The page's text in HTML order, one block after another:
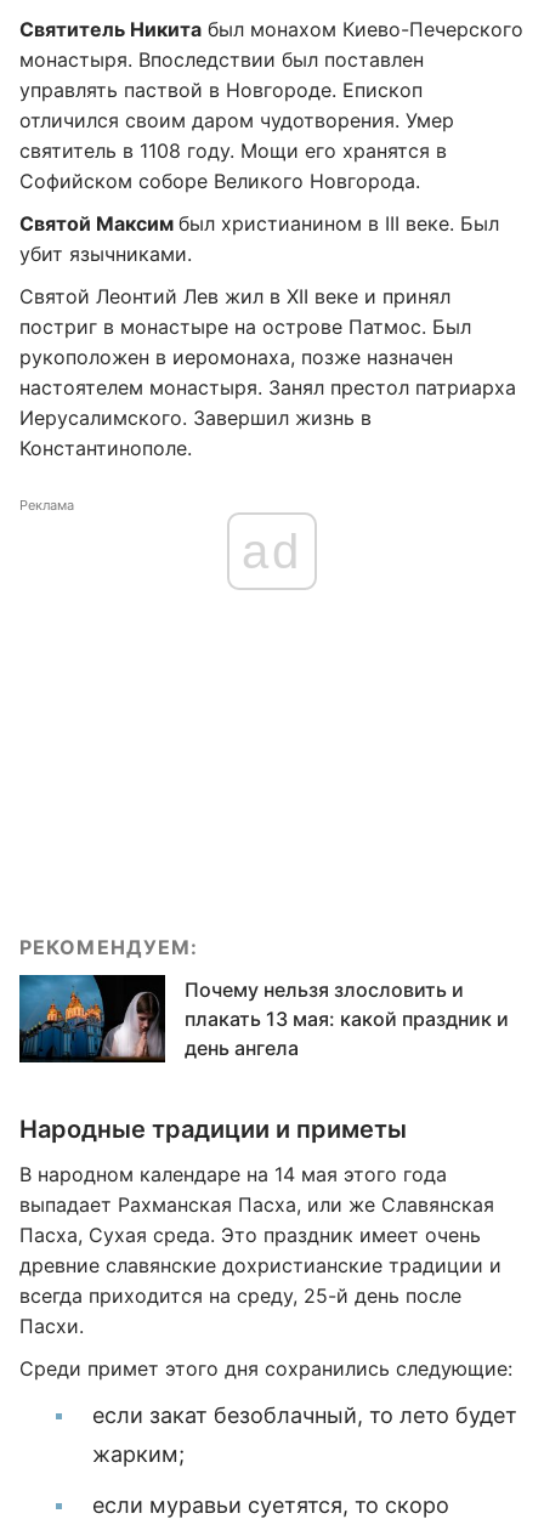
Святитель Никита был монахом Киево-Печерского
монастыря. Впоследствии был поставлен
управлять паствой в Новгороде. Епископ
отличился своим даром чудотворения. Умер
святитель в 1108 году. Мощи его хранятся в
Софийском соборе Великого Новгорода.
Святой Максим был христианином в III веке. Был
убит язычниками.
Святой Леонтий Лев жил в XII веке и принял
постриг в монастыре на острове Патмос. Был
рукоположен в иеромонаха, позже назначен
настоятелем монастыря. Занял престол патриарха
Иерусалимского. Завершил жизнь в
Константинополе.
Реклама
ad
РЕКОМЕНДУЕМ:
Почему нельзя злословить и
плакать 13 мая: какой праздник и
день ангела
Народные традиции и приметы
В народном календаре на 14 мая этого года
выпадает Рахманская Пасха, или же Славянская
Пасха, Сухая среда. Это праздник имеет очень
древние славянские дохристианские традиции и
всегда приходится на среду, 25-й день после
Пасхи.
Среди примет этого дня сохранились следующие:
если закат безоблачный, то лето будет
жарким;
если муравьи суетятся, то скоро